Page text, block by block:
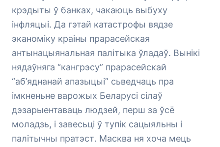
крэдыты ў банках, чакаюць выбуху
інфляцыі. Да гэтай катастрофы вядзе
эканоміку краіны прарасейская
антынацыянальная палітыка ўладаў. Вынікі
нядаўняга “кангрэсу” прарасейскай
“аб’яднанай апазыцыі” сьведчаць пра
імкненьне варожых Беларусі сілаў
дэзарыентаваць людзей, перш за ўсё
моладзь, і завесьці ў тупік сацыяльны і
палітычны пратэст. Масква ня хоча мець